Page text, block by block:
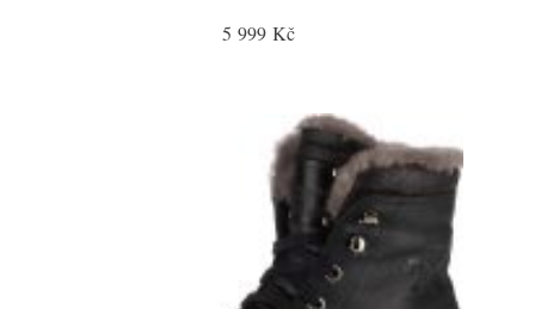
5 999 Kč